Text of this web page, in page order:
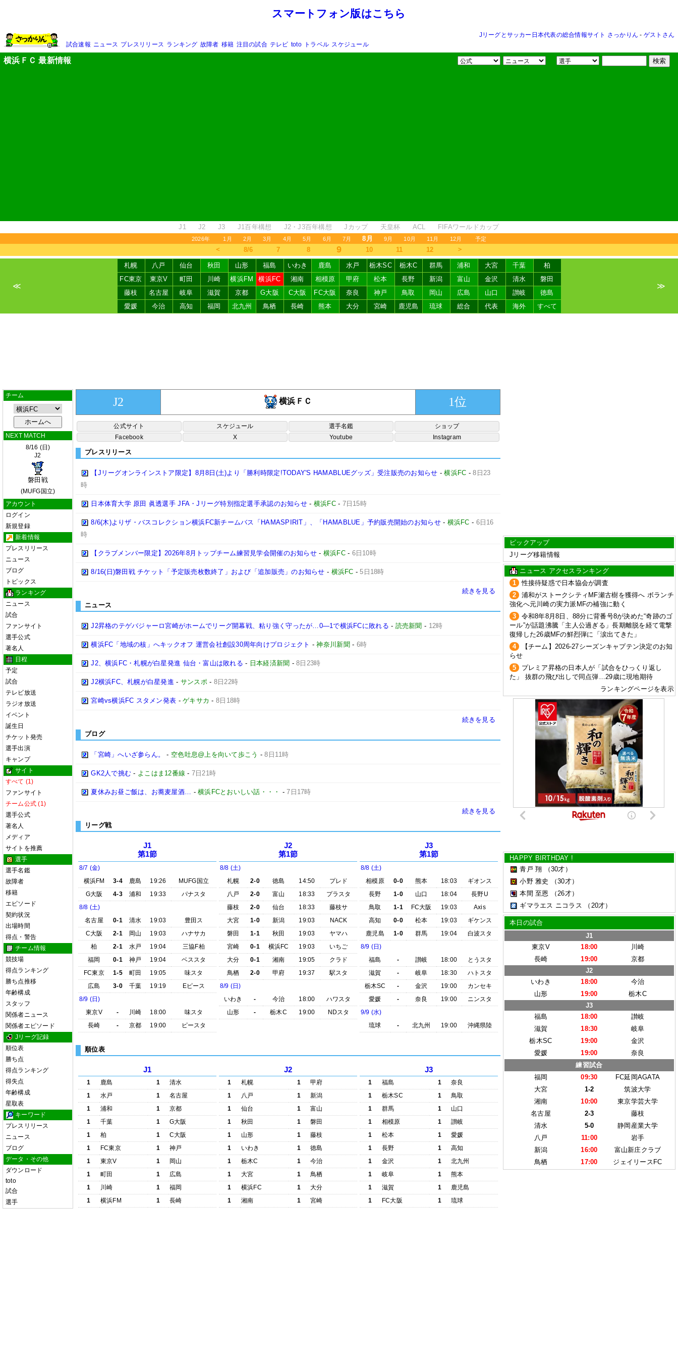
スマートフォン版はこちら
Jリーグとサッカー日本代表の総合情報サイト さっかりん - ゲストさん
試合速報 ニュース プレスリリース ランキング 故障者 移籍 注目の試合 テレビ toto トラベル スケジュール
横浜ＦＣ 最新情報
J1 J2 J3 J1百年構想 J2・J3百年構想 Jカップ 天皇杯 ACL FIFAワールドカップ
2026年 1月 2月 3月 4月 5月 6月 7月 8月 9月 10月 11月 12月 予定
＜ 8/6 7 8 9 10 11 12 ＞
≪
札幌 八戸 仙台 秋田 山形 福島 いわき 鹿島 水戸 栃木SC 栃木C 群馬 浦和 大宮 千葉
柏
FC東京
東京V 町田 川崎 横浜FM 横浜FC 湘南 相模原 甲府 松本 長野 新潟 富山 金沢 清水
磐田
藤枝
名古屋 岐阜 滋賀 京都 G大阪 C大阪 FC大阪 奈良 神戸 鳥取 岡山 広島 山口 讃岐
徳島
愛媛
今治 高知 福岡 北九州 鳥栖 長崎 熊本 大分 宮崎 鹿児島 琉球 総合 代表 海外 すべて
≫
チーム
NEXT MATCH
8/16 (日)
J2
磐田戦
(MUFG国立)
アカウント
ログイン
新規登録
新着情報
プレスリリース
ニュース
ブログ
トピックス
ランキング
ニュース
試合
ファンサイト
選手公式
著名人
日程
予定
試合
テレビ放送
ラジオ放送
イベント
誕生日
チケット発売
選手出演
キャンプ
サイト
すべて (1)
ファンサイト
チーム公式 (1)
選手公式
著名人
メディア
サイトを推薦
選手
選手名鑑
故障者
移籍
エピソード
契約状況
出場時間
得点・警告
チーム情報
競技場
得点ランキング
勝ち点推移
年齢構成
スタッフ
関係者ニュース
関係者エピソード
Jリーグ記録
順位表
勝ち点
得点ランキング
得失点
年齢構成
星取表
キーワード
プレスリリース
ニュース
ブログ
データ・その他
ダウンロード
toto
試合
選手
J2 横浜ＦＣ 1位
公式サイト スケジュール 選手名鑑
ショップ
Facebook
X Youtube Instagram
プレスリリース
【Jリーグオンラインストア限定】8月8日(土)より「勝利時限定!TODAY'S HAMABLUEグッズ」受注販売のお知らせ -横浜FC -8日23
時
日本体育大学 原田 眞透選手 JFA・Jリーグ特別指定選手承認のお知らせ- 横浜FC- 7日15時
8/6(木)よりザ・バスコレクション横浜FC新チームバス「HAMASPIRIT」、「HAMABLUE」予約販売開始のお知らせ- 横浜FC - 6日16
時
【クラブメンバー限定】2026年8月トップチーム練習見学会開催のお知らせ- 横浜FC- 6日10時
8/16(日)磐田戦 チケット「予定販売枚数終了」および「追加販売」のお知らせ - 横浜FC -5日18時
続きを見る
ニュース
J2昇格のテゲバジャーロ宮崎がホームでリーグ開幕戦、粘り強く守ったが…0―1で横浜FCに敗れる - 読売新聞 - 12時
横浜FC「地域の核」へキックオフ 運営会社創設30周年向けプロジェクト -神奈川新聞 - 6時
J2、横浜FC・札幌が白星発進 仙台・富山は敗れる - 日本経済新聞 -8日23時
J2横浜FC、札幌が白星発進 - サンスポ- 8日22時
宮崎vs横浜FC スタメン発表 -ゲキサカ - 8日18時
続きを見る
ブログ
「宮崎」へいざ参らん。 - 空色吐息@上を向いて歩こう -8日11時
GK2人で挑む - よこはま12番線 - 7日21時
夏休みお昼ご飯は、お蕎麦屋酒… -横浜FCとおいしい話・・・ -7日17時
続きを見る
リーグ戦
J1
第1節
8/7 (金)
横浜FM
3-4 鹿島 19:26
MUFG国立
G大阪
4-3 浦和 19:33
パナスタ
8/8 (土)
名古屋
0-1 清水 19:03
豊田ス
C大阪
2-1 岡山 19:03
ハナサカ
柏
2-1 水戸 19:04
三協F柏
福岡
0-1 神戸 19:04
ベススタ
FC東京
1-5 町田 19:05
味スタ
広島
3-0 千葉 19:19
Eピース
8/9 (日)
東京V
- 川崎 18:00
味スタ
長崎
- 京都 19:00 ピースタ
J2
第1節
8/8 (土)
札幌
2-0 徳島 14:50
プレド
八戸
2-0 富山 18:33
プラスタ
藤枝
2-0 仙台 18:33
藤枝サ
大宮
1-0 新潟 19:03
NACK
磐田
1-1 秋田 19:03
ヤマハ
宮崎
0-1 横浜FC 19:03
いちご
大分
0-1 湘南 19:05
クラド
鳥栖
2-0 甲府 19:37
駅スタ
8/9 (日)
いわき
- 今治 18:00
ハワスタ
山形
- 栃木C 19:00 NDスタ
J3
第1節
8/8 (土)
相模原
0-0 熊本 18:03
ギオンス
長野
1-0 山口 18:04
長野U
鳥取
1-1 FC大阪 19:03
Axis
高知
0-0 松本 19:03
ギケンス
鹿児島
1-0 群馬 19:04
白波スタ
8/9 (日)
福島
- 讃岐 18:00
とうスタ
滋賀
- 岐阜 18:30
ハトスタ
栃木SC
- 金沢 19:00
カンセキ
愛媛
- 奈良 19:00
ニンスタ
9/9 (水)
琉球
- 北九州 19:00 沖縄県陸
順位表
J1
1 鹿島 1
清水
1
水戸 1
名古屋
1
浦和 1
京都
1
千葉 1
G大阪
1
柏 1
C大阪
1
FC東京 1
神戸
1
東京V 1
岡山
1
町田 1
広島
1
川崎 1
福岡
1
横浜FM 1 長崎
J2
1 札幌 1
甲府
1
八戸 1
新潟
1
仙台 1
富山
1
秋田 1
磐田
1
山形 1
藤枝
1
いわき 1
徳島
1
栃木C 1
今治
1
大宮 1
鳥栖
1
横浜FC 1
大分
1
湘南 1 宮崎
J3
1 福島 1
奈良
1
栃木SC 1
鳥取
1
群馬 1
山口
1
相模原 1
讃岐
1
松本 1
愛媛
1
長野 1
高知
1
金沢 1
北九州
1
岐阜 1
熊本
1
滋賀 1
鹿児島
1
FC大阪 1 琉球
ピックアップ
Jリーグ移籍情報
ニュース アクセスランキング
1
性接待疑惑で日本協会が調査
2
浦和がストークシティMF瀬古樹を獲得へ ボランチ
強化へ元川崎の実力派MFの補強に動く
3
令和8年8月8日、88分に背番号8が決めた“奇跡のゴ
ール”が話題沸騰「主人公過ぎる」長期離脱を経て電撃
復帰した26歳MFの鮮烈弾に「涙出てきた」
4
【チーム】2026-27シーズンキャプテン決定のお知
らせ
5
プレミア昇格の日本人が「試合をひっくり返し
た」 抜群の飛び出しで同点弾…29歳に現地期待
ランキングページを表示
HAPPY BIRTHDAY !
青戸 翔
（30才）
小野 雅史
（30才）
本間 至恩
（26才）
ギマラエス ニコラス
（20才）
本日の試合
J1
東京V
18:00
川崎
長崎
19:00
京都
J2
いわき
18:00
今治
山形
19:00
栃木C
J3
福島
18:00
讃岐
滋賀
18:30
岐阜
栃木SC
19:00
金沢
愛媛
19:00
奈良
練習試合
福岡
09:30
FC延岡AGATA
大宮
1-2
筑波大学
湘南
10:00
東京学芸大学
名古屋
2-3
藤枝
清水
5-0
静岡産業大学
八戸
11:00
岩手
新潟
16:00
富山新庄クラブ
鳥栖
17:00 ジェイリースFC